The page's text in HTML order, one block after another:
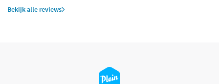
Bekijk alle reviews